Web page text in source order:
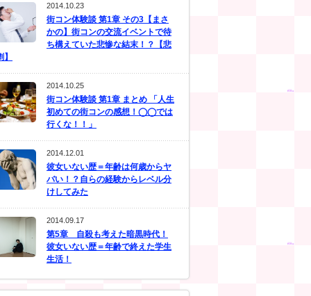
2014.10.23
街コン体験談 第1章 その3【まさ
かの】街コンの交流イベントで待
ち構えていた悲惨な結末！？【悲
】
2014.10.25
街コン体験談 第1章 まとめ 「人生
初めての街コンの感想！◯◯では
行くな！！」
2014.12.01
彼女いない歴＝年齢は何歳からヤ
バい！？自らの経験からレベル分
けしてみた
2014.09.17
第5章 自殺も考えた暗黒時代！
彼女いない歴＝年齢で終えた学生
生活！